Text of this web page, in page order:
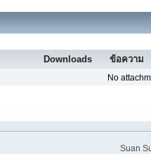
Downloads ข้อความ
No
Suan